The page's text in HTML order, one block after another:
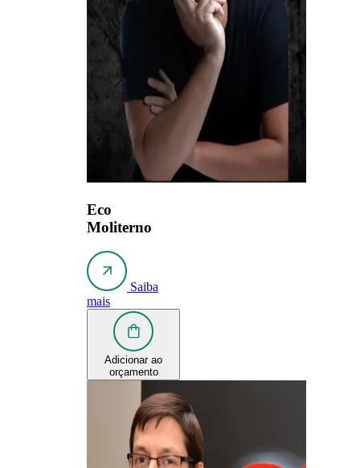
Eco
Moliterno
Saiba
mais
Adicionar ao
orçamento